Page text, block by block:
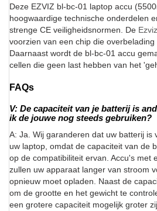
Deze EZVIZ bl-bc-01 laptop accu
hoogwaardige technische onderdelen
strenge CE veiligheidsnormen. De
voorzien van een chip die overbelading
Daarnaast wordt de bl-bc-01 accu
cellen die geen last hebben van het
FAQs
V: De capaciteit van je batterij is
ik de jouwe nog steeds gebruiken?
A: Ja. Wij garanderen dat uw batterij is
uw laptop, omdat de capaciteit van de
op de compatibiliteit ervan. Accu's met
zullen uw apparaat langer van stroom
opnieuw moet opladen. Naast de
om de grootte en het gewicht te
een grotere capaciteit mogelijk groter